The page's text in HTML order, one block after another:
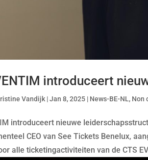
introduceert
Vandijk |Jan 8, 2025 | News-BE-NL, Non
introduceert nieuwe
CEO van See Tickets Benelux,
alle ticketingactiviteiten van de CTS